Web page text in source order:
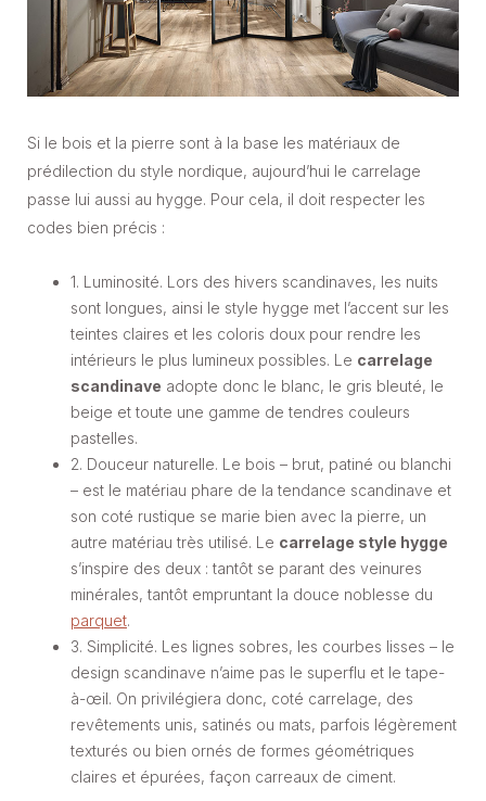
Si le bois et la pierre sont à la base les matériaux de
prédilection du style nordique, aujourd’hui le carrelage
passe lui aussi au hygge. Pour cela, il doit respecter les
codes bien précis :
1. Luminosité. Lors des hivers scandinaves, les nuits
sont longues, ainsi le style hygge met l’accent sur les
teintes claires et les coloris doux pour rendre les
intérieurs le plus lumineux possibles. Le carrelage
scandinave adopte donc le blanc, le gris bleuté, le
beige et toute une gamme de tendres couleurs
pastelles.
2. Douceur naturelle. Le bois – brut, patiné ou blanchi
– est le matériau phare de la tendance scandinave et
son coté rustique se marie bien avec la pierre, un
autre matériau très utilisé. Le carrelage style hygge
s’inspire des deux : tantôt se parant des veinures
minérales, tantôt empruntant la douce noblesse du
parquet.
3. Simplicité. Les lignes sobres, les courbes lisses – le
design scandinave n’aime pas le superflu et le tape-
à-œil. On privilégiera donc, coté carrelage, des
revêtements unis, satinés ou mats, parfois légèrement
texturés ou bien ornés de formes géométriques
claires et épurées, façon carreaux de ciment.